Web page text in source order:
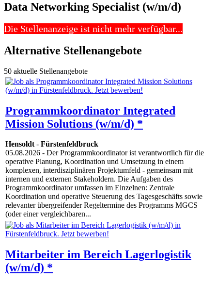
Data Networking Specialist (w/m/d)
Die Stellenanzeige ist nicht mehr verfügbar...
Alternative Stellenangebote
50 aktuelle Stellenangebote
Programmkoordinator Integrated
Mission Solutions (w/m/d) *
Hensoldt- Fürstenfeldbruck
05.08.2026 - Der Programmkoordinator ist verantwortlich für die
operative Planung, Koordination und Umsetzung in einem
komplexen, interdisziplinären Projektumfeld - gemeinsam mit
internen und externen Stakeholdern. Die Aufgaben des
Programmkoordinator umfassen im Einzelnen: Zentrale
Koordination und operative Steuerung des Tagesgeschäfts sowie
relevanter übergreifender Regeltermine des Programms MGCS
(oder einer vergleichbaren...
Mitarbeiter im Bereich Lagerlogistik
(w/m/d) *